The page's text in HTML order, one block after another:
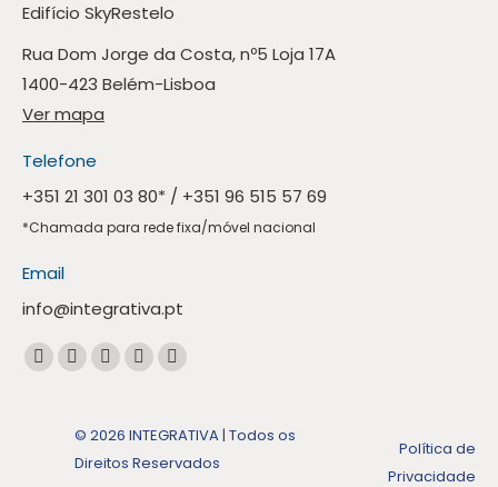
Edifício SkyRestelo
Rua Dom Jorge da Costa, nº5 Loja 17A
1400-423 Belém-Lisboa
Ver mapa
Telefone
+351 21 301 03 80* / +351 96 515 57 69
*Chamada para rede fixa/móvel nacional
Email
info@integrativa.pt
Encontre-nos em:
A
Facebook
abre
A
Linkedin
abre
A
Instagram
abre
A
Mail
abre
A
Whatsapp
abre
© 2026 INTEGRATIVA | Todos os
Direitos Reservados
Política de
Privacidade